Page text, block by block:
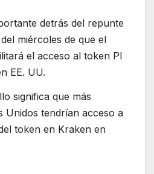
detrás del repunte
miércoles de que el
el acceso al token PI
EE. UU.
significa que más
Unidos tendrían acceso a
token en Kraken en